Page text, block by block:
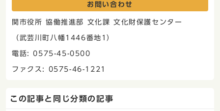
お問い合わせ
関市役所 協働推進部 文化課 文化財保護センター
（武芸川町八幡1446番地1）
電話: 0575-45-0500
ファクス: 0575-46-1221
この記事と同じ分類の記事